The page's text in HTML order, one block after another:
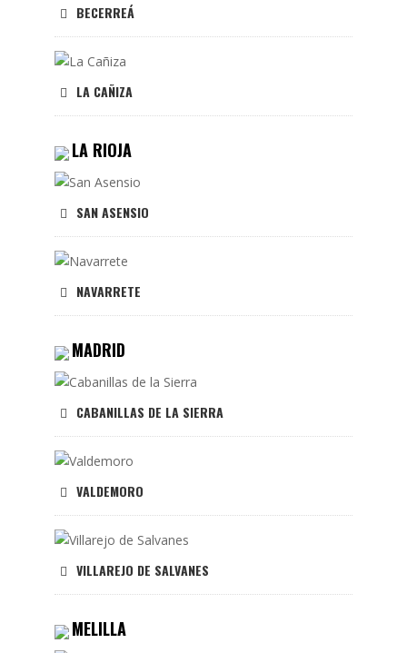
BECERREÁ
LA CAÑIZA
LA RIOJA
SAN ASENSIO
NAVARRETE
MADRID
CABANILLAS DE LA SIERRA
VALDEMORO
VILLAREJO DE SALVANES
MELILLA